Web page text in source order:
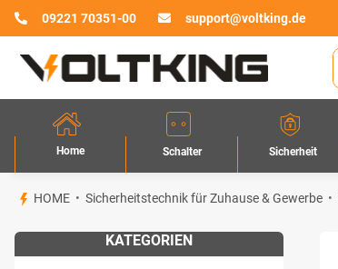
09221 70351-00 support@voltking.de
Home Schalter Sicherheit
HOME Sicherheitstechnik für Zuhause & Gewerbe
KATEGORIEN